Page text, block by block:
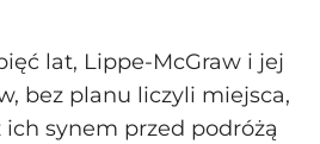
lat, Lippe-McGraw i jej
bez planu liczyli miejsca,
synem przed podróżą